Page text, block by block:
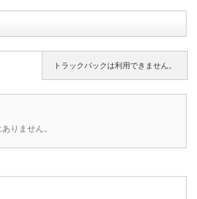
トラックバックは利用できません。
りません。